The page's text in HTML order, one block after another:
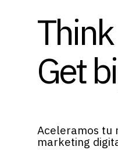
Get
Aceleramos tu
marketing